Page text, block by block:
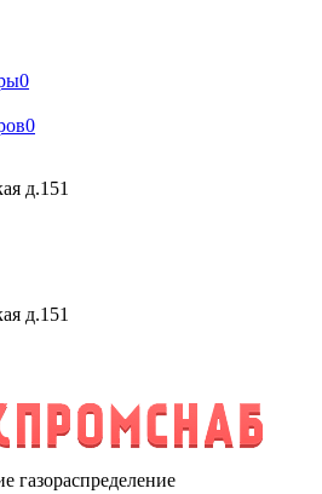
0
0
д.151
д.151
газораспределение